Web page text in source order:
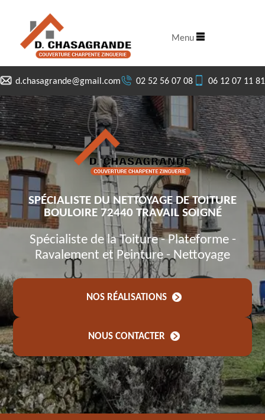
d.chasagrande@gmail.com 02 52 56 07 08 06 12 07 11 81
Menu
SPÉCIALISTE DU NETTOYAGE DE TOITURE
BOULOIRE 72440 TRAVAIL SOIGNÉ
Spécialiste de la Toiture - Plateforme -
Ravalement et Peinture - Nettoyage
NOS RÉALISATIONS
NOUS CONTACTER